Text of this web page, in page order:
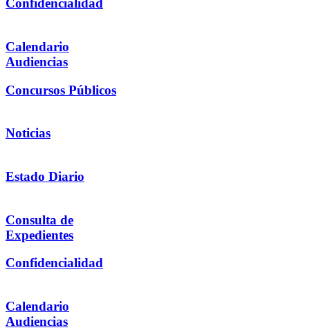
Confidencialidad
Calendario
Audiencias
Concursos Públicos
Noticias
Estado Diario
Consulta de
Expedientes
Confidencialidad
Calendario
Audiencias